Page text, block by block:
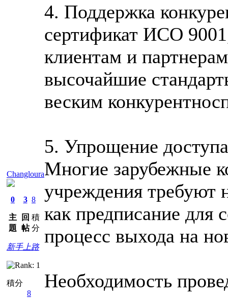
Changloura
0
主
題
3
回
帖
8
積
分
新手上路
積分
8
4. Поддержка
сертификат ИСО
клиентам и
высочайшие
веским
5. Упрощение
Многие зарубежные
учреждения требуют
как предписание для
процесс выхода на
Необходимость